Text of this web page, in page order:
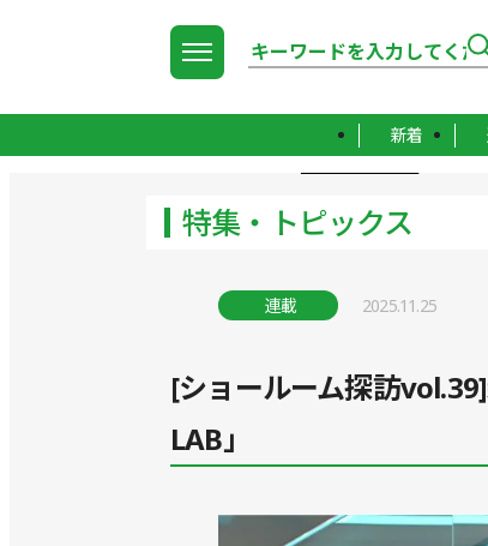
新着
特集・トピックス
連載 2025.11.25
[ショールーム探訪
LAB」